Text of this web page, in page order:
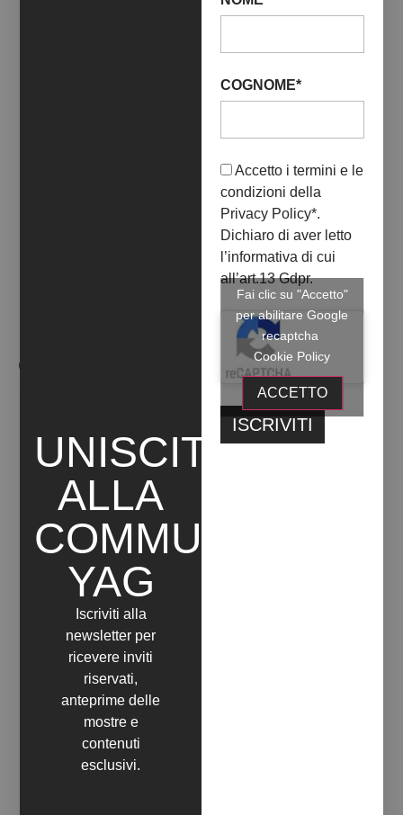
08 Ottobre 2023
PHOTOGRAPHY
OPERE ARTISTA
UNISCITI
ALLA
COMMUNITY
YAG
Iscriviti alla
newsletter per
ricevere inviti
riservati,
anteprime delle
mostre e
contenuti
esclusivi.
COGNOME*
Accetto i termini e le
condizioni della
Privacy Policy*.
Dichiaro di aver letto
l’informativa di cui
all’art.13 Gdpr.
Fai clic su "Accetto"
per abilitare Google
recaptcha
Cookie Policy
ACCETTO